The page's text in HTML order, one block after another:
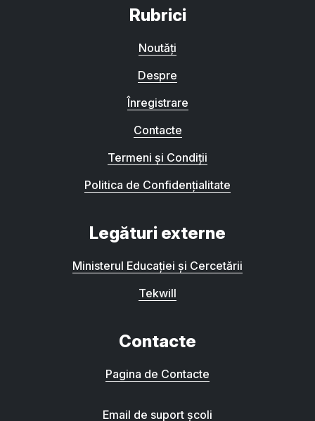
Rubrici
Noutăți
Despre
Înregistrare
Contacte
Termeni și Condiții
Politica de Confidențialitate
Legături externe
Ministerul Educației și Cercetării
Tekwill
Contacte
Pagina de Contacte
Email de suport școli